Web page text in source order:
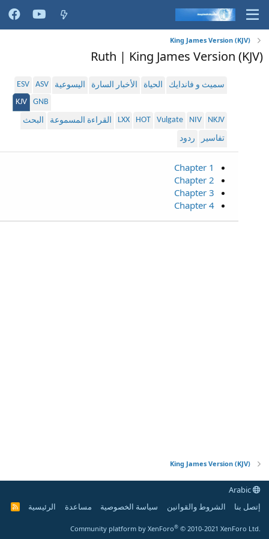
King James Version (KJV)
Ruth | King James Version (KJV)
سميث و فاندايك الحياة الأخبار السارة اليسوعية ASV
ESV
GNB
KJV
NKJV
NIV
Vulgate
HOT
LXX القراءة المسموعة
البحث
تفاسير
ردود
Chapter 1
Chapter 2
Chapter 3
Chapter 4
King James Version (KJV)
إتصل بنا
الشروط والقوانين سياسة الخصوصية مساعدة الرئيسية
R
Community platform by XenForo® © 2010-2021 XenForo Ltd.